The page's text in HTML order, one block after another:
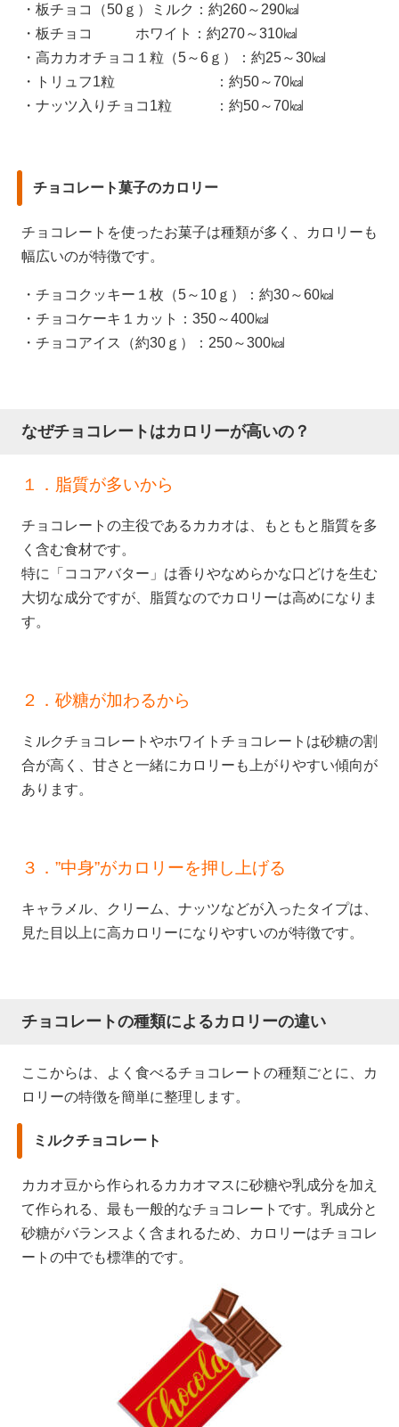
・板チョコ（50ｇ）ミルク：約260～290㎉
・板チョコ ホワイト：約270～310㎉
・高カカオチョコ１粒（5～6ｇ）：約25～30㎉
・トリュフ1粒 ：約50～70㎉
・ナッツ入りチョコ1粒 ：約50～70㎉
チョコレート菓子のカロリー
チョコレートを使ったお菓子は種類が多く、カロリーも
幅広いのが特徴です。
・チョコクッキー１枚（5～10ｇ）：約30～60㎉
・チョコケーキ１カット：350～400㎉
・チョコアイス（約30ｇ）：250～300㎉
なぜチョコレートはカロリーが高いの？
１．脂質が多いから
チョコレートの主役であるカカオは、もともと脂質を多
く含む食材です。
特に「ココアバター」は香りやなめらかな口どけを生む
大切な成分ですが、脂質なのでカロリーは高めになりま
す。
２．砂糖が加わるから
ミルクチョコレートやホワイトチョコレートは砂糖の割
合が高く、甘さと一緒にカロリーも上がりやすい傾向が
あります。
３．”中身”がカロリーを押し上げる
キャラメル、クリーム、ナッツなどが入ったタイプは、
見た目以上に高カロリーになりやすいのが特徴です。
チョコレートの種類によるカロリーの違い
ここからは、よく食べるチョコレートの種類ごとに、カ
ロリーの特徴を簡単に整理します。
ミルクチョコレート
カカオ豆から作られるカカオマスに砂糖や乳成分を加え
て作られる、最も一般的なチョコレートです。乳成分と
砂糖がバランスよく含まれるため、カロリーはチョコレ
ートの中でも標準的です。